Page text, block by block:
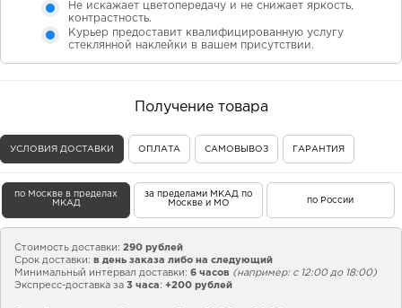
Не искажает цветопередачу и не снижает яркость,
контрастность.
Курьер предоставит квалифицированную услугу
стеклянной наклейки в вашем присутствии.
Получение товара
УСЛОВИЯ ДОСТАВКИ ОПЛАТА САМОВЫВОЗ ГАРАНТИЯ
по Москве в пределах
МКАД
за пределами МКАД по
Москве и МО
по России
Стоимость доставки: 290 рублей
Срок доставки: в день заказа либо на следующий
Минимальный интервал доставки: 6 часов (например: с 12:00 до 18:00)
Экспресс-доставка за 3 часа : +200 рублей